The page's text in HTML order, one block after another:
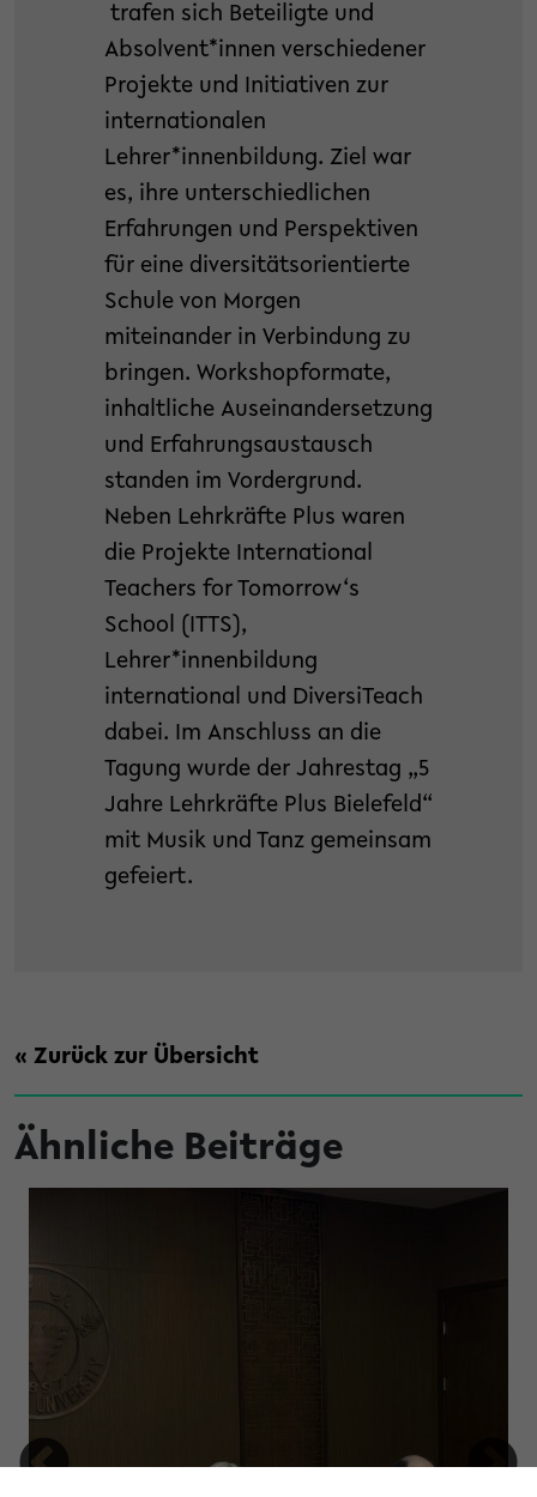
trafen sich Beteiligte und
Absolvent*innen verschiedener
Projekte und Initiativen zur
internationalen
Lehrer*innenbildung. Ziel war
es, ihre unterschiedlichen
Erfahrungen und Perspektiven
für eine diversitätsorientierte
Schule von Morgen
miteinander in Verbindung zu
bringen. Workshopformate,
inhaltliche Auseinandersetzung
und Erfahrungsaustausch
standen im Vordergrund.
Neben Lehrkräfte Plus waren
die Projekte International
Teachers for Tomorrow‘s
School (ITTS),
Lehrer*innenbildung
international und DiversiTeach
dabei. Im Anschluss an die
Tagung wurde der Jahrestag „5
Jahre Lehrkräfte Plus Bielefeld“
mit Musik und Tanz gemeinsam
gefeiert.
« Zurück zur Übersicht
Ähnliche Beiträge